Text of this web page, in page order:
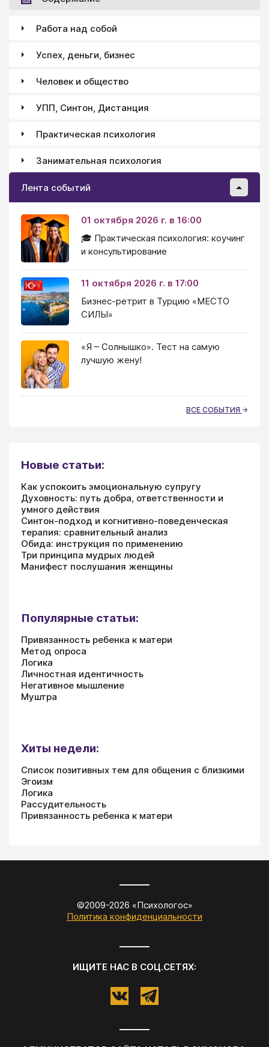
Работа над собой
Успех, деньги, бизнес
Человек и общество
УПП, Синтон, Дистанция
Практическая психология
Занимательная психология
Лента событий
01 октября 2026 г. в 16:00
🎓 Практическая психология: коучинг
и консультирование
11 октября 2026 г. в 17:00
Бизнес-ретрит в Турцию «МЕСТО
СИЛЫ»
«Я – Солнышко». Тест на самую
лучшую жену!
ВСЕ СОБЫТИЯ
Новые статьи:
Как успокоить эмоциональную супругу
Духовность: путь добра, ответственности и
умного действия
Синтон-подход и когнитивно-поведенческая
терапия: сравнительный анализ
Обида: инструкция по применению
Три принципа мудрых людей
Манифест послушания женщины
Популярные статьи:
Привязанность ребенка к матери
Метод опроса
Логика
Личностная идентичность
Негативное мышление
Муштра
Хиты недели:
Список позитивных тем для общения с близкими
Эгоизм
Логика
Рассудительность
Привязанность ребенка к матери
©2009-2026 «Психологос»
Политика конфиденциальности
ИЩИТЕ НАС В СОЦ.СЕТЯХ: